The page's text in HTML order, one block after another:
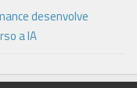
desenvolve
a IA